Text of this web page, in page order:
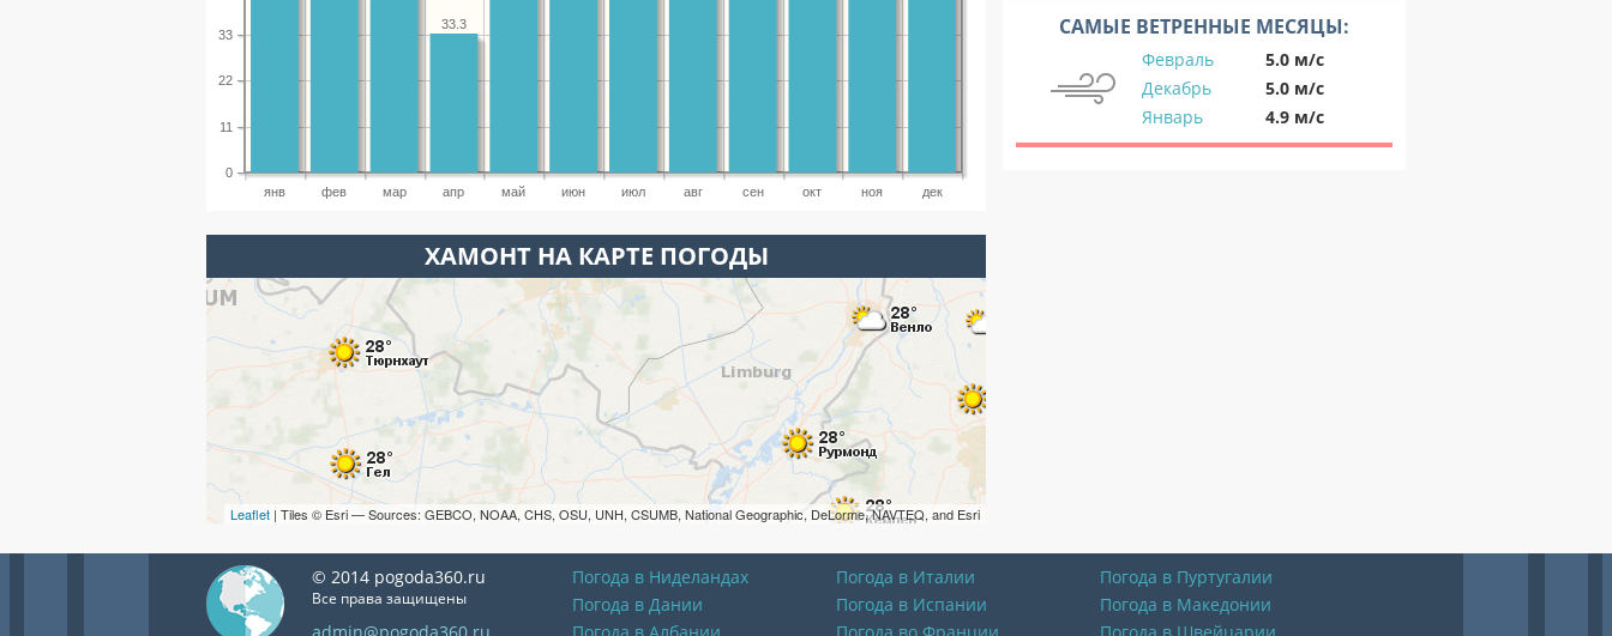
янв фев мар апр май июн июл авг сен окт ноя дек
0
11
22
33
33.3
ХАМОНТ НА КАРТЕ ПОГОДЫ
Leaflet | Tiles © Esri — Sources: GEBCO, NOAA, CHS, OSU, UNH, CSUMB, National Geographic, DeLorme, NAVTEQ, and Esri
САМЫЕ ВЕТРЕННЫЕ МЕСЯЦЫ:
Февраль
5.0 м/с
Декабрь
5.0 м/с
Январь
4.9 м/с
© 2014 pogoda360.ru
Все права защищены
Погода в Ниделандах Погода в Италии
Погода в Пуртугалии
Погода в Дании
Погода в Испании
Погода в Македонии